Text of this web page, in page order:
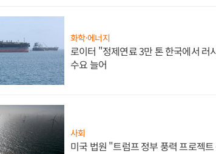
화학·에너지
로이터 "정제연료 3만 톤 한국에서 러
수요 늘어
사회
미국 법원 "트럼프 정부 풍력 프로젝